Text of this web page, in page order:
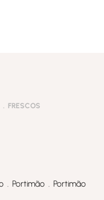
FRESCOS
. Portimão . Portimão